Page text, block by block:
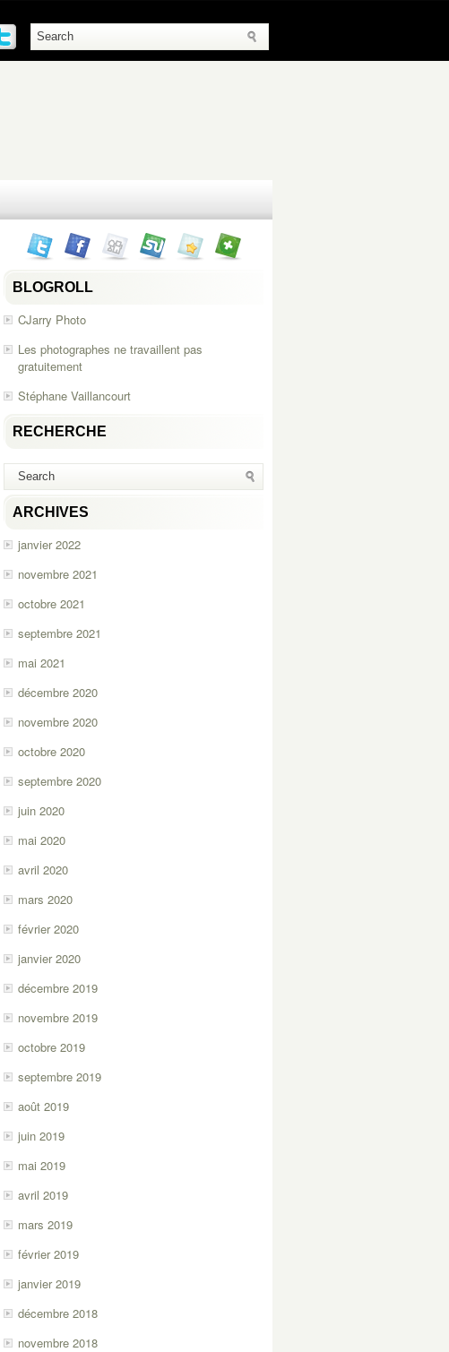
BLOGROLL
CJarry Photo
Les photographes ne travaillent pas
gratuitement
Stéphane Vaillancourt
RECHERCHE
ARCHIVES
janvier 2022
novembre 2021
octobre 2021
septembre 2021
mai 2021
décembre 2020
novembre 2020
octobre 2020
septembre 2020
juin 2020
mai 2020
avril 2020
mars 2020
février 2020
janvier 2020
décembre 2019
novembre 2019
octobre 2019
septembre 2019
août 2019
juin 2019
mai 2019
avril 2019
mars 2019
février 2019
janvier 2019
décembre 2018
novembre 2018